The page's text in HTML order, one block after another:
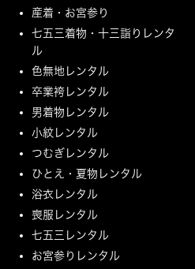
産着・お宮参り
七五三着物・十三詣りレンタ
ル
色無地レンタル
卒業袴レンタル
男着物レンタル
小紋レンタル
つむぎレンタル
ひとえ・夏物レンタル
浴衣レンタル
喪服レンタル
七五三レンタル
お宮参りレンタル